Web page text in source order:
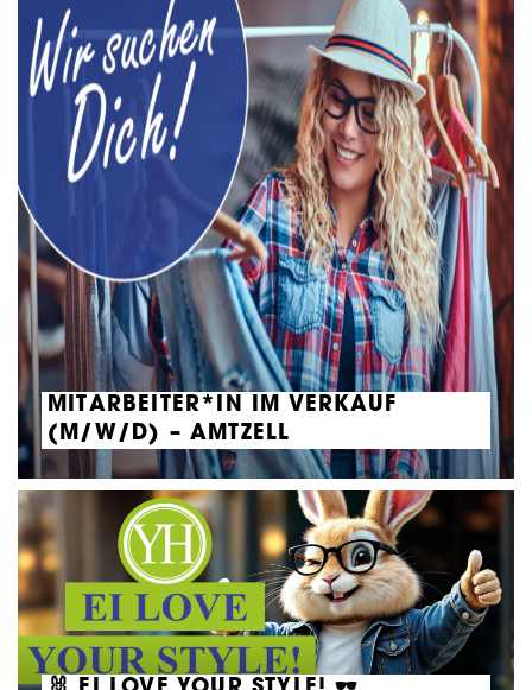
MITARBEITER*IN IM VERKAUF
(M/W/D) – AMTZELL